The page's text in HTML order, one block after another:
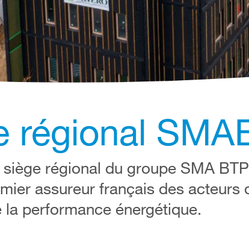
régional
siège régional du groupe SMA
assureur français des
performance énergétique.